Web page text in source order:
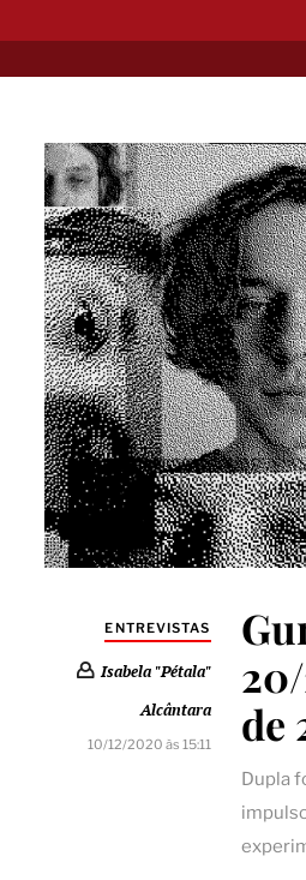
ENTREVISTAS
Isabela "Pétala"
Alcântara
10/12/2020 às 15:11
de
Dupla